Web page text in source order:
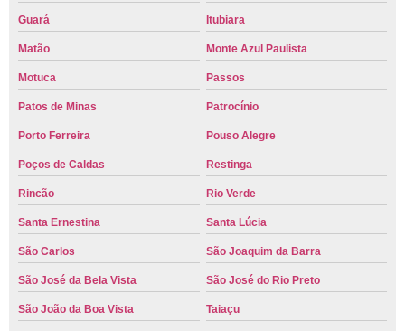
Guará Itubiara
Matão Monte Azul Paulista
Motuca Passos
Patos de Minas Patrocínio
Porto Ferreira Pouso Alegre
Poços de Caldas Restinga
Rincão Rio Verde
Santa Ernestina Santa Lúcia
São Carlos São Joaquim da Barra
São José da Bela Vista São José do Rio Preto
São João da Boa Vista Taiaçu